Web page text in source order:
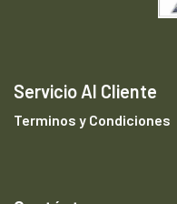
Servicio Al Cliente
Terminos y Condiciones